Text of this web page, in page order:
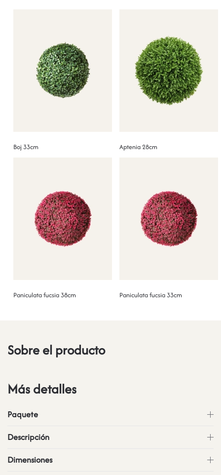
Boj 33cm Aptenia 28cm
Paniculata fucsia 38cm Paniculata fucsia 33cm
Sobre el producto
Más detalles
Paquete
Descripción
Dimensiones